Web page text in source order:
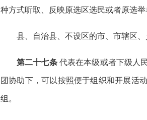
种方式听取、反映原选区选民或者原选
县、自治县、不设区的市、市辖区
第二十七条代表在本级或者下级人
团协助下，可以按照便于组织和开展活
组。